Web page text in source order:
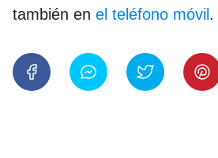
también en el teléfono móvil .